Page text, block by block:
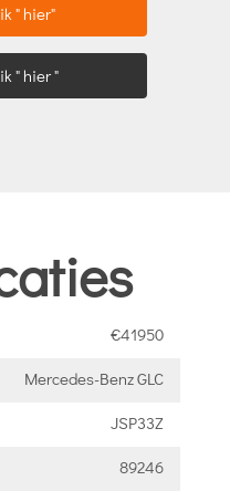
" hier"
" hier "
€41950
Mercedes-Benz GLC
JSP33Z
89246